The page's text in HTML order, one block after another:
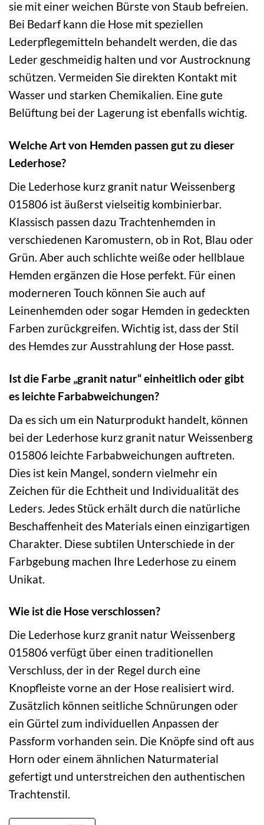
sie mit einer weichen Bürste von Staub befreien.
Bei Bedarf kann die Hose mit speziellen
Lederpflegemitteln behandelt werden, die das
Leder geschmeidig halten und vor Austrocknung
schützen. Vermeiden Sie direkten Kontakt mit
Wasser und starken Chemikalien. Eine gute
Belüftung bei der Lagerung ist ebenfalls wichtig.
Welche Art von Hemden passen gut zu dieser
Lederhose?
Die Lederhose kurz granit natur Weissenberg
015806 ist äußerst vielseitig kombinierbar.
Klassisch passen dazu Trachtenhemden in
verschiedenen Karomustern, ob in Rot, Blau oder
Grün. Aber auch schlichte weiße oder hellblaue
Hemden ergänzen die Hose perfekt. Für einen
moderneren Touch können Sie auch auf
Leinenhemden oder sogar Hemden in gedeckten
Farben zurückgreifen. Wichtig ist, dass der Stil
des Hemdes zur Ausstrahlung der Hose passt.
Ist die Farbe „granit natur“ einheitlich oder gibt
es leichte Farbabweichungen?
Da es sich um ein Naturprodukt handelt, können
bei der Lederhose kurz granit natur Weissenberg
015806 leichte Farbabweichungen auftreten.
Dies ist kein Mangel, sondern vielmehr ein
Zeichen für die Echtheit und Individualität des
Leders. Jedes Stück erhält durch die natürliche
Beschaffenheit des Materials einen einzigartigen
Charakter. Diese subtilen Unterschiede in der
Farbgebung machen Ihre Lederhose zu einem
Unikat.
Wie ist die Hose verschlossen?
Die Lederhose kurz granit natur Weissenberg
015806 verfügt über einen traditionellen
Verschluss, der in der Regel durch eine
Knopfleiste vorne an der Hose realisiert wird.
Zusätzlich können seitliche Schnürungen oder
ein Gürtel zum individuellen Anpassen der
Passform vorhanden sein. Die Knöpfe sind oft aus
Horn oder einem ähnlichen Naturmaterial
gefertigt und unterstreichen den authentischen
Trachtenstil.